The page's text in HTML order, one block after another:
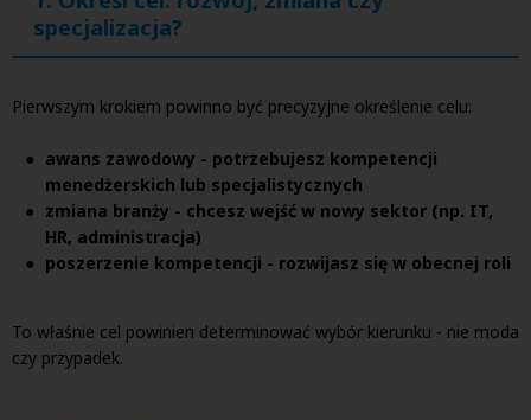
specjalizacja?
Pierwszym krokiem powinno być precyzyjne określenie celu:
awans zawodowy - potrzebujesz kompetencji
menedżerskich lub specjalistycznych
zmiana branży - chcesz wejść w nowy sektor (np. IT,
HR, administracja)
poszerzenie kompetencji - rozwijasz się w obecnej roli
To właśnie cel powinien determinować wybór kierunku - nie moda
czy przypadek.